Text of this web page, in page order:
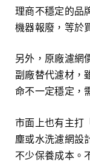
理商不穩定的品
機器報廢，等於
另外，原廠濾網
副廠替代濾材，
命不一定穩定，
市面上也有主打
塵或水洗濾網設
不少保養成本。